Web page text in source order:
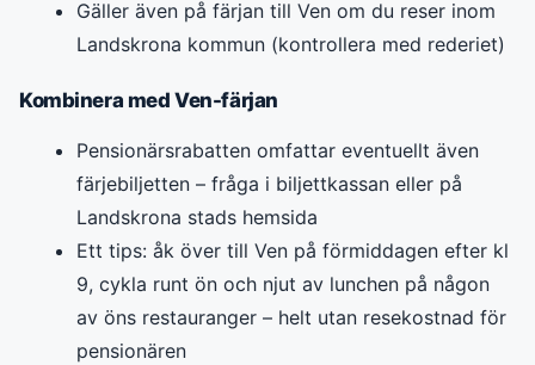
Gäller även på färjan till Ven om du reser inom
Landskrona kommun (kontrollera med rederiet)
Kombinera med Ven-färjan
Pensionärsrabatten omfattar eventuellt även
färjebiljetten – fråga i biljettkassan eller på
Landskrona stads hemsida
Ett tips: åk över till Ven på förmiddagen efter kl
9, cykla runt ön och njut av lunchen på någon
av öns restauranger – helt utan resekostnad för
pensionären